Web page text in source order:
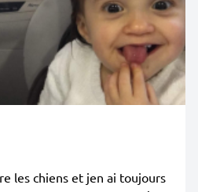
les chiens et jen ai toujours